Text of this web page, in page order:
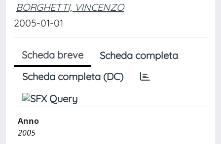
BORGHETTI, VINCENZO
2005-01-01
Scheda breve
Scheda completa
Scheda completa (DC)
Anno
2005